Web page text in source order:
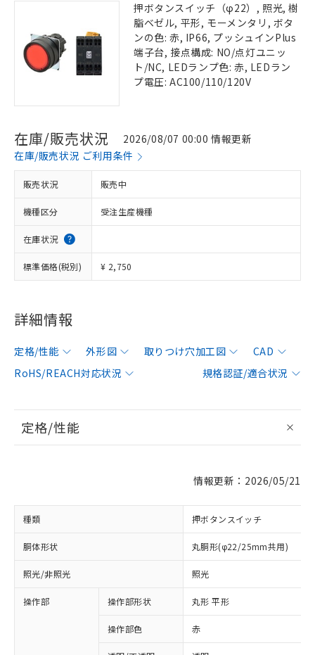
押ボタンスイッチ（φ22）, 照光, 樹
脂ベゼル, 平形, モーメンタリ, ボタ
ンの色: 赤, IP66, プッシュインPlus
端子台, 接点構成: NO/点灯ユニッ
ト/NC, LEDランプ色: 赤, LEDラン
プ電圧: AC100/110/120V
在庫/販売状況
2026/08/07 00:00 情報更新
在庫/販売状況 ご利用条件
販売状況 販売中
機種区分 受注生産機種
在庫状況
標準価格(税別) ¥ 2,750
詳細情報
定格/性能 外形図 取りつけ穴加工図
CAD
RoHS/REACH対応状況
規格認証/適合状況
定格/性能
情報更新：2026/05/21
種類 押ボタンスイッチ
胴体形状 丸胴形(φ22/25mm共用)
照光/非照光 照光
操作部 操作部形状 丸形 平形
操作部色 赤